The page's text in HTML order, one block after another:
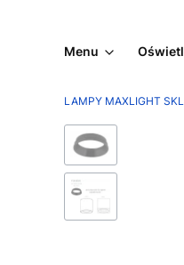
Menu
LAMPY MAXLIGHT